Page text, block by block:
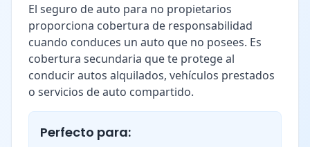
El seguro de auto para no propietarios
proporciona cobertura de responsabilidad
cuando conduces un auto que no posees. Es
cobertura secundaria que te protege al
conducir autos alquilados, vehículos prestados
o servicios de auto compartido.
Perfecto para: